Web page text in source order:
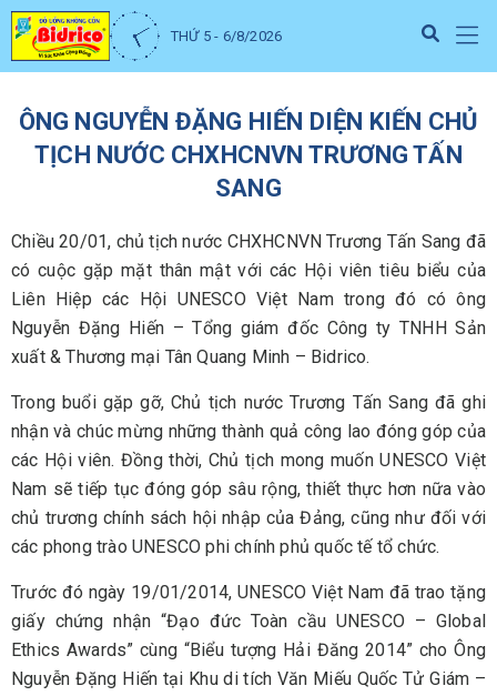
THỨ 5 - 6/8/2026
ÔNG NGUYỄN ĐẶNG HIẾN DIỆN KIẾN CHỦ
TỊCH NƯỚC CHXHCNVN TRƯƠNG TẤN
SANG
Chiều 20/01, chủ tịch nước CHXHCNVN Trương Tấn Sang đã
có cuộc gặp mặt thân mật với các Hội viên tiêu biểu của
Liên Hiệp các Hội UNESCO Việt Nam trong đó có ông
Nguyễn Đặng Hiến – Tổng giám đốc Công ty TNHH Sản
xuất & Thương mại Tân Quang Minh – Bidrico.
Trong buổi gặp gỡ, Chủ tịch nước Trương Tấn Sang đã ghi
nhận và chúc mừng những thành quả công lao đóng góp của
các Hội viên. Đồng thời, Chủ tịch mong muốn UNESCO Việt
Nam sẽ tiếp tục đóng góp sâu rộng, thiết thực hơn nữa vào
chủ trương chính sách hội nhập của Đảng, cũng như đối với
các phong trào UNESCO phi chính phủ quốc tế tổ chức.
Trước đó ngày 19/01/2014, UNESCO Việt Nam đã trao tặng
giấy chứng nhận “Đạo đức Toàn cầu UNESCO – Global
Ethics Awards” cùng “Biểu tượng Hải Đăng 2014” cho Ông
Nguyễn Đặng Hiến tại Khu di tích Văn Miếu Quốc Tử Giám –